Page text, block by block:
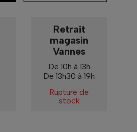
Retrait
magasin
Vannes
De 10h à 13h
De 13h30 à 19h
Rupture de
stock